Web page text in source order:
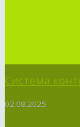
Система
02.08.2025